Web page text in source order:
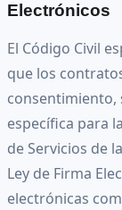
Electrónicos
El Código Civil
que los
consentimiento,
específica para
de Servicios de
Ley de Firma
electrónicas